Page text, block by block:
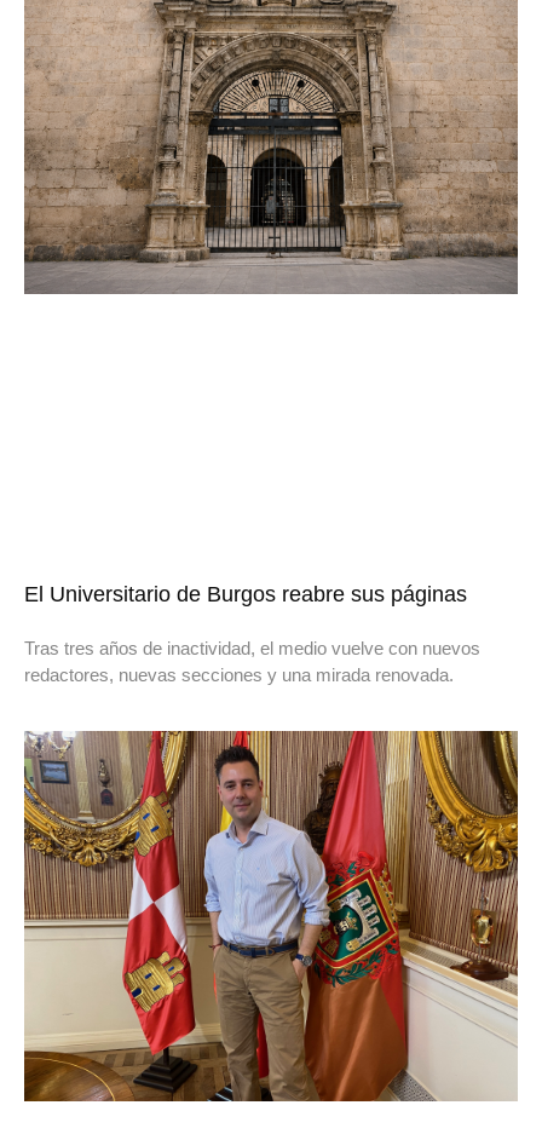
El Universitario de Burgos reabre sus páginas
Tras tres años de inactividad, el medio vuelve con nuevos
redactores, nuevas secciones y una mirada renovada.